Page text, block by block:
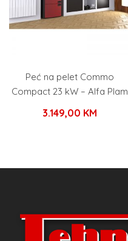
Peć na pelet Commo
Compact 23 kW – Alfa Plam
3.149,00 KM